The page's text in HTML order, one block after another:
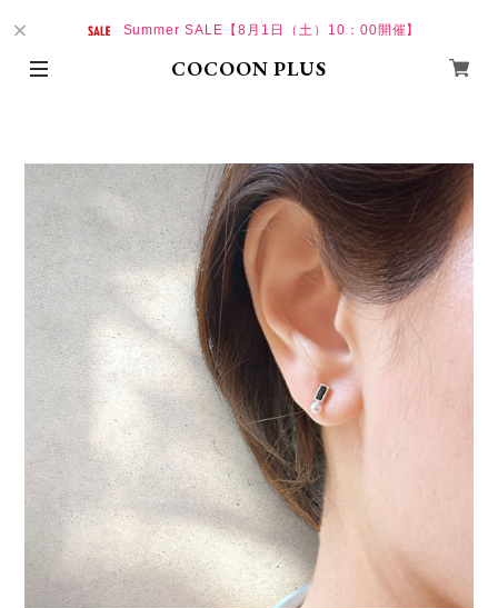
Summer SALE【8月1日（土）10：00開催】
COCOON PLUS